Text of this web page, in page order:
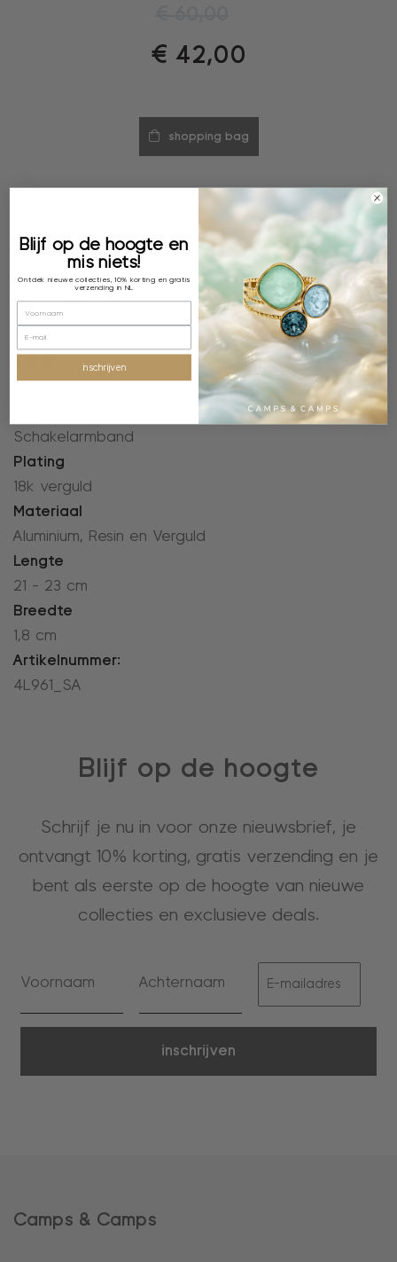
€ 42,00
shopping bag
Specificaties
Schakelarmband
Plating
18k verguld
Materiaal
Aluminium, Resin en Verguld
Lengte
21 - 23 cm
Breedte
1,8 cm
Artikelnummer:
4L961_SA
Blijf op de hoogte
Schrijf je nu in voor onze nieuwsbrief, je
ontvangt 10% korting, gratis verzending en je
bent als eerste op de hoogte van nieuwe
collecties en exclusieve deals.
inschrijven
Camps & Camps
Blijf op de hoogte en
mis niets!
Ontdek nieuwe collecties, 10% korting en gratis
verzending in NL
inschrijven